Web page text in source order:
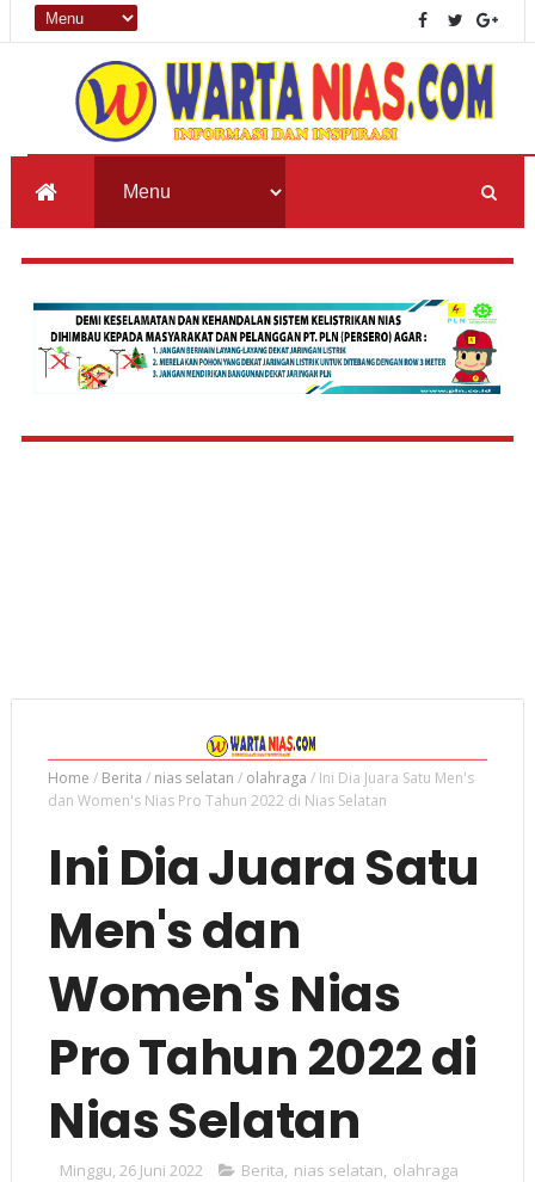
Home / Berita / nias selatan / olahraga / Ini Dia Juara Satu Men's
dan Women's Nias Pro Tahun 2022 di Nias Selatan
Ini Dia Juara Satu
Men's dan
Women's Nias
Pro Tahun 2022 di
Nias Selatan
Minggu, 26 Juni 2022 Berita, nias selatan, olahraga